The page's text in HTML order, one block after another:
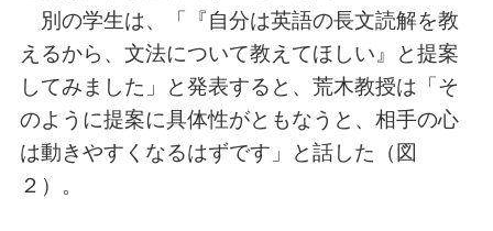
別の学生は、「『自分は英語の長文読解を教
えるから、文法について教えてほしい』と提案
してみました」と発表すると、荒木教授は「そ
のように提案に具体性がともなうと、相手の心
は動きやすくなるはずです」と話した（図
２）。